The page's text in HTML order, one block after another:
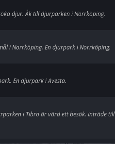
djur. Åk till djurparken i Norrköping.
i Norrköping. En djurpark i Norrköping.
En djurpark i Avesta.
i Tibro är värd ett besök. Inträde till